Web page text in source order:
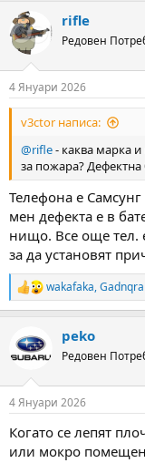
c
t
i
s
:
rifle
Редовен
4 Януари 2026
v3ctor написа:
@rifle- каква марка
за пожара?
Телефона е
мен дефекта е в
нищо. Все още тел.
за да установят
R
e
c
t
i
s
wakafaka,Gadnqra
peko
Редовен
4 Януари 2026
Когато се лепят
или мокро